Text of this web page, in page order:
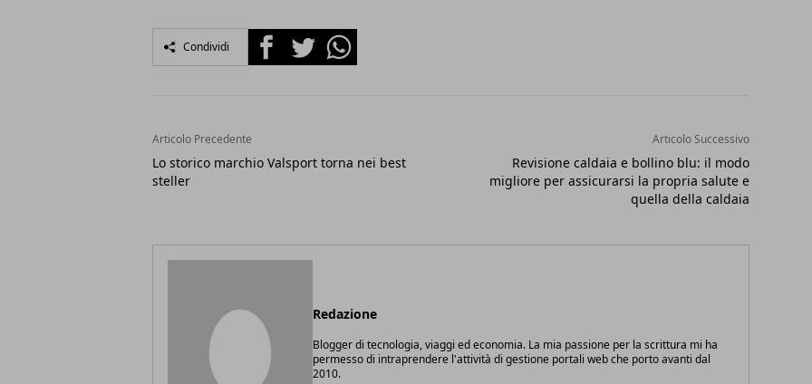
Condividi FacebookTwitterWhatsapp
Articolo Precedente
Lo storico marchio Valsport torna nei best
steller
Articolo Successivo
Revisione caldaia e bollino blu: il modo
migliore per assicurarsi la propria salute e
quella della caldaia
Redazione
Blogger di tecnologia, viaggi ed economia. La mia passione per la scrittura mi ha
permesso di intraprendere l'attività di gestione portali web che porto avanti dal
2010.